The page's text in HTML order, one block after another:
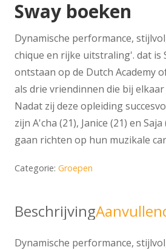
Sway boeken
Dynamische performance,
chique en rijke uitstraling'. dat is
ontstaan op de Dutch Academy
als drie vriendinnen die bij
Nadat zij deze opleiding
zijn A'cha (21), Janice (21) en
gaan richten op hun muzikale
Categorie: Groepen
Beschrijving
Dynamische performance,